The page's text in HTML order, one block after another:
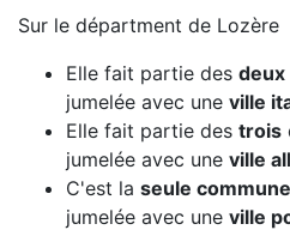
Sur le départment de Lozère
Elle fait partie des deux
jumelée avec une ville
Elle fait partie des trois
jumelée avec une ville
C'est la seule commune
jumelée avec une ville